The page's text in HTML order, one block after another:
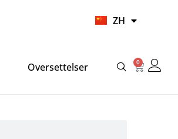
ZH
HI
Oversettelser 0
Cart